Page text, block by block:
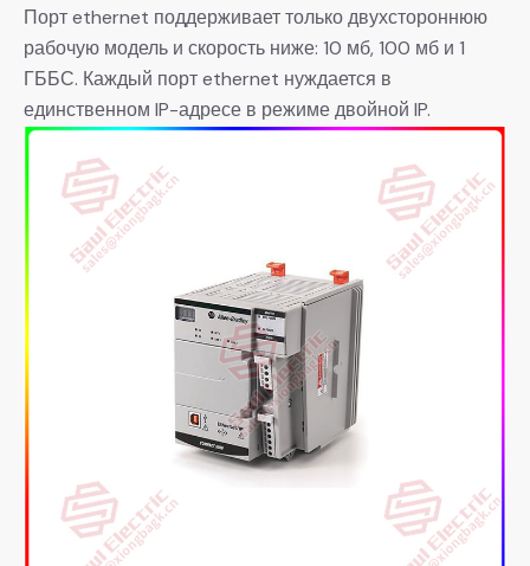
Порт ethernet поддерживает только двухстороннюю
рабочую модель и скорость ниже: 10 мб, 100 мб и 1
ГББС. Каждый порт ethernet нуждается в
единственном IP-адресе в режиме двойной IP.